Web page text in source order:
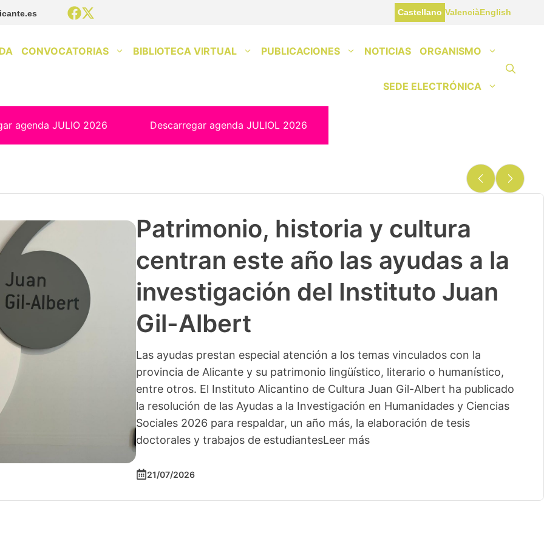
Castellano ValenciàEnglish
CONVOCATORIAS BIBLIOTECA VIRTUAL PUBLICACIONES NOTICIAS ORGANISMO
SEDE ELECTRÓNICA
agenda JULIO 2026 Descarregar agenda JULIOL 2026
Patrimonio, historia y cultura
centran este año las ayudas a la
investigación del Instituto Juan
Gil-Albert
Las ayudas prestan especial atención a los temas vinculados con la
provincia de Alicante y su patrimonio lingüístico, literario o humanístico,
entre otros. El Instituto Alicantino de Cultura Juan Gil-Albert ha publicado
la resolución de las Ayudas a la Investigación en Humanidades y Ciencias
Sociales 2026 para respaldar, un año más, la elaboración de tesis
doctorales y trabajos de estudiantesLeer más
21/07/2026